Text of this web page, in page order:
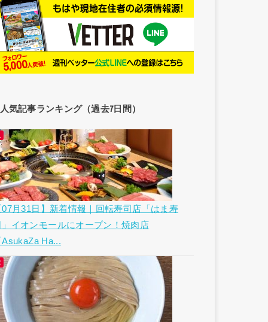
人気記事ランキング（過去7日間）
07月31日】新着情報｜回転寿司店「はま寿
」イオンモールにオープン！焼肉店
AsukaZa Ha...